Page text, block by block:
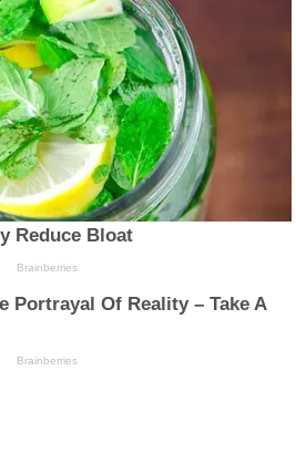
Reduce Bloat
Brainberries
Portrayal Of Reality – Take A
Brainberries